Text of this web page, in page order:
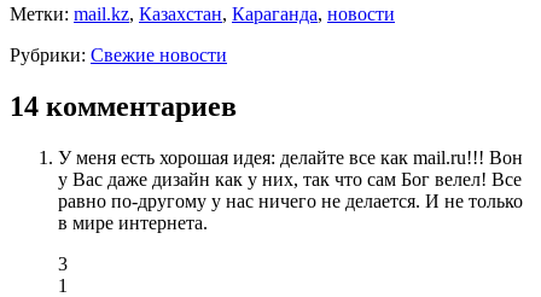
Метки: mail.kz, Казахстан, Караганда, новости
Рубрики: Свежие новости
14 комментариев
У меня есть хорошая идея: делайте все как mail.ru!!! Вон
у Вас даже дизайн как у них, так что сам Бог велел! Все
равно по-другому у нас ничего не делается. И не только
в мире интернета.
3
1